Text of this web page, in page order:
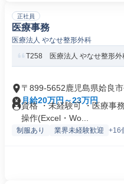
正社員
医療事務
医療法人 やなせ整形外科
T258 医療法人 やなせ整形外
〒899-5652鹿児島県姶良
月給20万円～23万円
資格 ・未経験可 ・医療事
操作(Excel・Wo...
制服あり 業界未経験歓迎 +16